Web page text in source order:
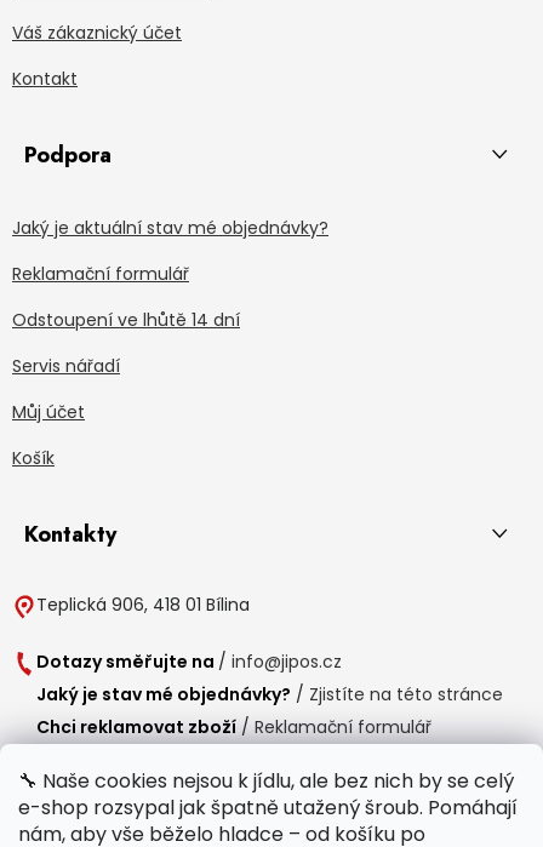
🔧 Naše cookies nejsou k jídlu, ale bez nich by se celý
e-shop rozsypal jak špatně utažený šroub. Pomáhají
nám, aby vše běželo hladce – od košíku po
Váš zákaznický účet
Kontakt
Podpora
Jaký je aktuální stav mé objednávky?
Reklamační formulář
Odstoupení ve lhůtě 14 dní
Servis nářadí
Můj účet
Košík
Kontakty
Teplická 906, 418 01 Bílina
Dotazy směřujte na / info@jipos.cz
Jaký je stav mé objednávky? / Zjistíte na této stránce
Chci reklamovat zboží / Reklamační formulář
Provozní doba